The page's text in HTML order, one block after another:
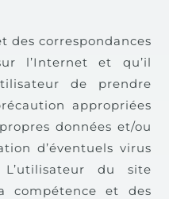
des correspondances
l’Internet et qu’il
de prendre
appropriées
données et/ou
d’éventuels virus
du site
compétence et des